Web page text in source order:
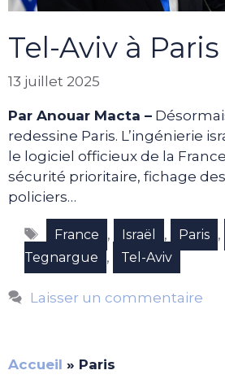
Tel-Aviv à Paris
13 juillet 2025
Par Anouar Macta –
redessine Paris. L’ingénierie
le logiciel officieux de la
sécurité prioritaire, fichage
policiers…
Étiquettes
France , Israël , Paris ,
Tegnargue
, Tel-Aviv
Laisser un commentaire
Accueil » Paris